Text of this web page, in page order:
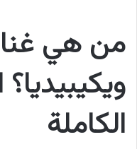
من هي
ويكيبيديا؟
الكاملة